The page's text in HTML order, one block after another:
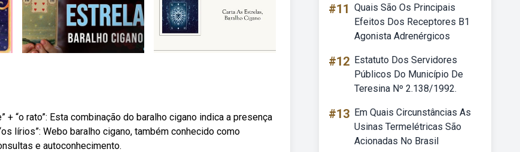
“o rato”: Esta combinação do baralho cigano indica a presença
lírios”: Webo baralho cigano, também conhecido como
e autoconhecimento.
#11 Quais São Os Principais
Efeitos Dos Receptores B1
Agonista Adrenérgicos
#12 Estatuto Dos Servidores
Públicos Do Município De
Teresina Nº 2.138/1992.
#13 Em Quais Circunstâncias As
Usinas Termelétricas São
Acionadas No Brasil